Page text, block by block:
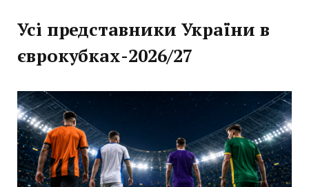
Усі представники України в
єврокубках-2026/27